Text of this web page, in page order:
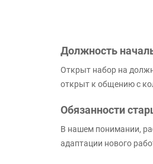
Должность
Открыт набор на
открыт к общению с
Обязанности
В нашем понимании,
адаптации нового